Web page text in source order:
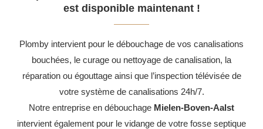
est disponible maintenant !
Plomby intervient pour le débouchage de vos canalisations
bouchées, le curage ou nettoyage de canalisation, la
réparation ou égouttage ainsi que l’inspection télévisée de
votre système de canalisations 24h/7.
Notre entreprise en débouchage Mielen-Boven-Aalst
intervient également pour le vidange de votre fosse septique